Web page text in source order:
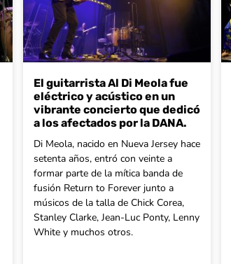
El guitarrista Al Di Meola fue
eléctrico y acústico en un
vibrante concierto que dedicó
a los afectados por la DANA.
Di Meola, nacido en Nueva Jersey hace
setenta años, entró con veinte a
formar parte de la mítica banda de
fusión Return to Forever junto a
músicos de la talla de Chick Corea,
Stanley Clarke, Jean-Luc Ponty, Lenny
White y muchos otros.